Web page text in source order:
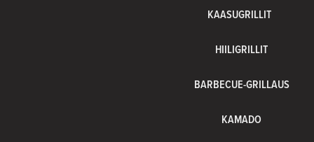
KAASUGRILLIT
HIILIGRILLIT
BARBECUE-GRILLAUS
KAMADO